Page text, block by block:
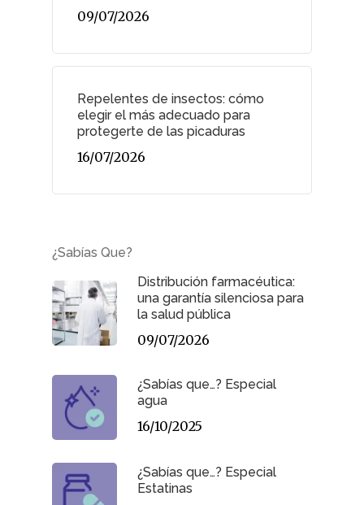
09/07/2026
Repelentes de insectos: cómo
elegir el más adecuado para
protegerte de las picaduras
16/07/2026
¿Sabías Que?
Distribución farmacéutica:
una garantía silenciosa para
la salud pública
09/07/2026
¿Sabías que…? Especial
agua
16/10/2025
¿Sabías que…? Especial
Estatinas